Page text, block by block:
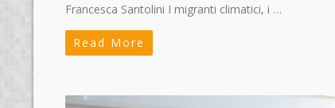
Francesca Santolini I migranti climatici, i …
Read More